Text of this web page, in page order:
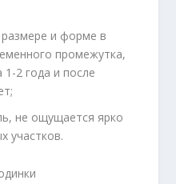
размере и форме в
промежутка,
2 года и после
не ощущается ярко
участков.